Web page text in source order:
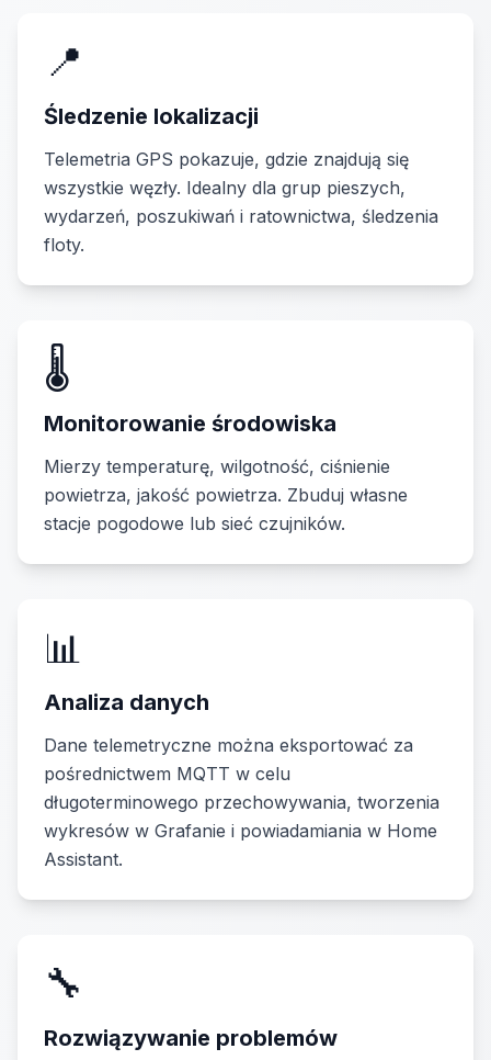
📍
Śledzenie lokalizacji
Telemetria GPS pokazuje, gdzie znajdują się
wszystkie węzły. Idealny dla grup pieszych,
wydarzeń, poszukiwań i ratownictwa, śledzenia
floty.
🌡️
Monitorowanie środowiska
Mierzy temperaturę, wilgotność, ciśnienie
powietrza, jakość powietrza. Zbuduj własne
stacje pogodowe lub sieć czujników.
📊
Analiza danych
Dane telemetryczne można eksportować za
pośrednictwem MQTT w celu
długoterminowego przechowywania, tworzenia
wykresów w Grafanie i powiadamiania w Home
Assistant.
🔧
Rozwiązywanie problemów